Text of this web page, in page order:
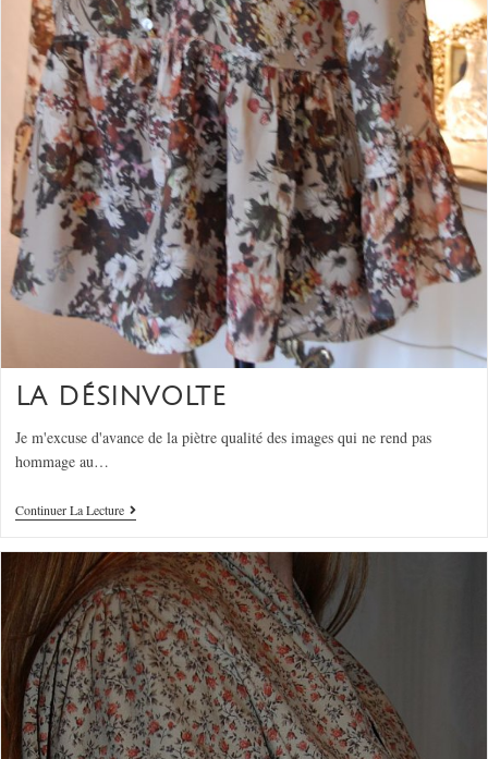
LA DÉSINVOLTE
Je m'excuse d'avance de la piètre qualité des images qui ne rend pas
hommage au…
Continuer La Lecture